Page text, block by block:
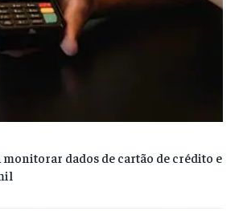
dados de cartão de crédito e